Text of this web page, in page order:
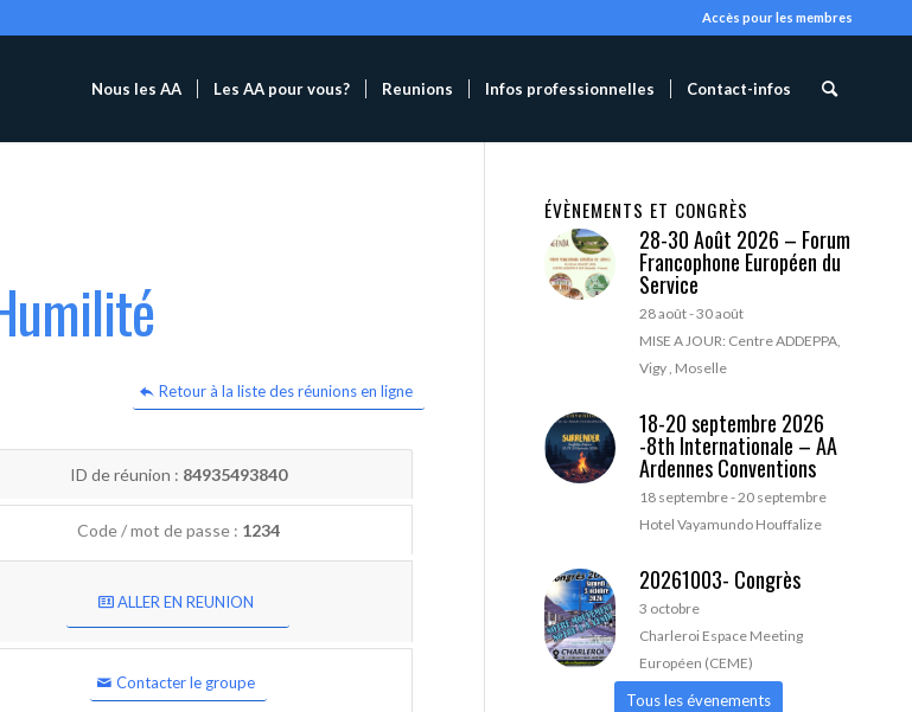
Accès pour les membres
Nous les AA Les AA pour vous? Reunions Infos professionnelles Contact-infos
Retour à la liste des réunions en ligne
ID de réunion : 84935493840
Code / mot de passe : 1234
ALLER EN REUNION
Contacter le groupe
ÉVÈNEMENTS ET CONGRÈS
28-30 Août 2026 – Forum
Francophone Européen du
Service
28 août-30 août
MISE A JOUR: Centre ADDEPPA,
Vigy , Moselle
18-20 septembre 2026
-8th Internationale – AA
Ardennes Conventions
18 septembre-20 septembre
Hotel Vayamundo Houffalize
20261003- Congrès
3 octobre
Charleroi Espace Meeting
Européen (CEME)
Tous les évenements